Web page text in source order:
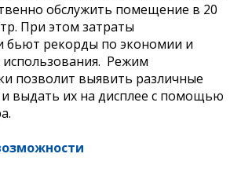
обслужить помещение в 20
При этом затраты
бьют рекорды по экономии и
Режим
позволит выявить различные
и выдать их на дисплее с помощью